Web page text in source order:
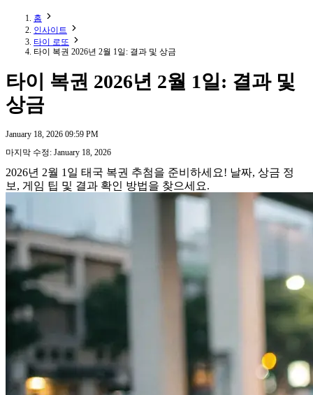
홈
인사이트
타이 로또
타이 복권 2026년 2월 1일: 결과 및 상금
타이 복권 2026년 2월 1일: 결과 및
상금
January 18, 2026 09:59 PM
마지막 수정: January 18, 2026
2026년 2월 1일 태국 복권 추첨을 준비하세요! 날짜, 상금 정
보, 게임 팁 및 결과 확인 방법을 찾으세요.